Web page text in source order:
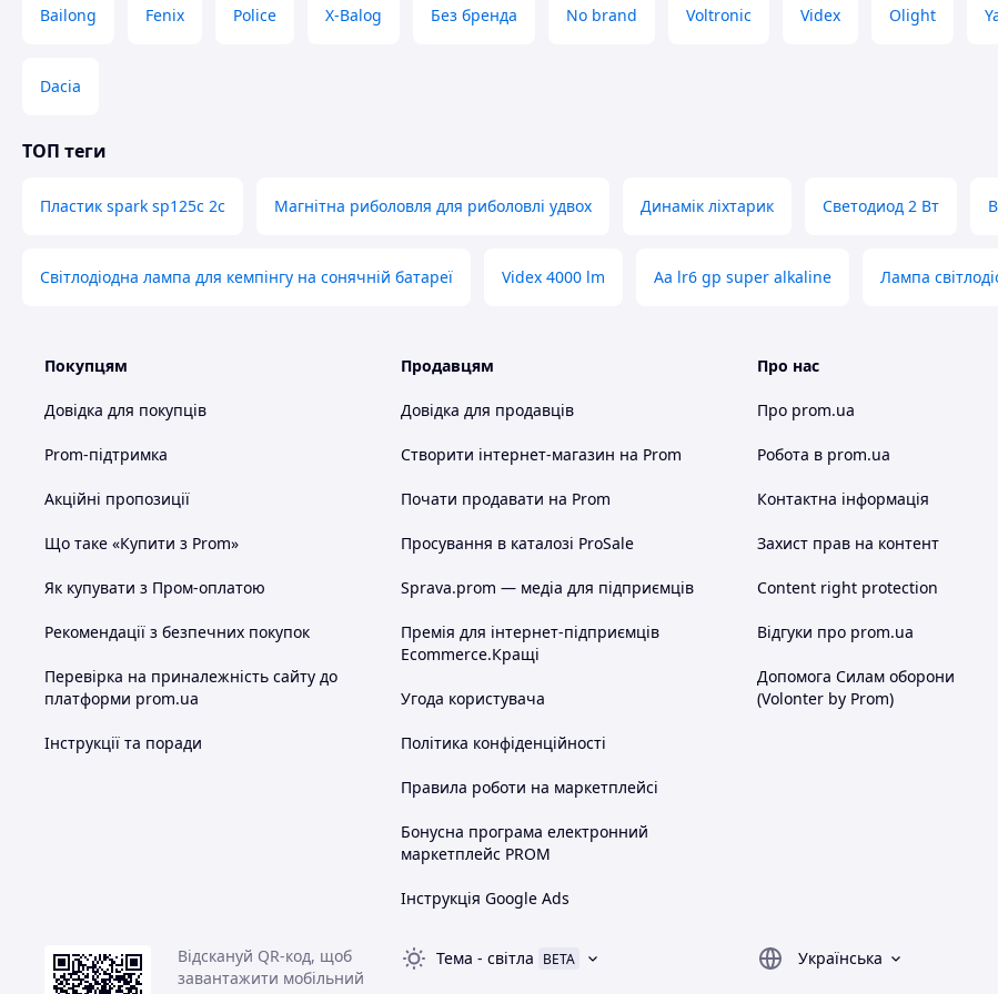
Bailong Fenix Police X-Balog Без бренда No brand Voltronic Videx Olight
Dacia
ТОП теги
Пластик spark sp125c 2c Магнітна риболовля для риболовлі удвох Динамік ліхтарик Светодиод 2 Вт
Світлодіодна лампа для кемпінгу на сонячній батареї Videx 4000 lm Aa lr6 gp super alkaline Лампа
Покупцям
Довідка для покупців
Prom-підтримка
Акційні пропозиції
Що таке «Купити з Prom»
Як купувати з Пром-оплатою
Рекомендації з безпечних покупок
Перевірка на приналежність сайту до
платформи prom.ua
Інструкції та поради
Продавцям
Довідка для продавців
Створити інтернет-магазин на Prom
Почати продавати на Prom
Просування в каталозі ProSale
Sprava.prom — медіа для підприємців
Премія для інтернет-підприємців
Ecommerce.Кращі
Угода користувача
Політика конфіденційності
Правила роботи на маркетплейсі
Бонусна програма електронний
маркетплейс PROM
Інструкція Google Ads
Про нас
Про prom.ua
Робота в prom.ua
Контактна інформація
Захист прав на контент
Content right protection
Відгуки про prom.ua
Допомога Силам оборони
(Volonter by Prom)
Відскануй QR-код, щоб
завантажити мобільний
Тема - світла BETA
Українська